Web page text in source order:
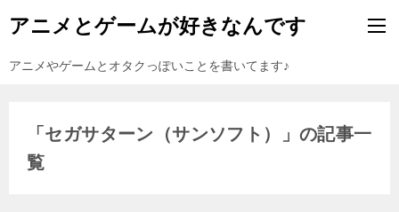
アニメとゲームが好きなんです
アニメやゲームとオタクっぽいことを書いてます♪
「セガサターン（サンソフト）」の記事一
覧